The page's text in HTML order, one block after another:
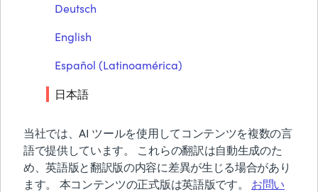
Deutsch
English
Español (Latinoamérica)
日本語
当社では、AI ツールを使用してコンテンツを複数の言
語で提供しています。 これらの翻訳は自動生成のた
め、英語版と翻訳版の内容に差異が生じる場合があり
ます。 本コンテンツの正式版は英語版です。 お問い
スケーラブルなジョブオ
ーケストレーションのた
めのワークロードオート
メーションソフトウェア
$2,400/月から始まるビジネスのため
のエンドツーエンドの運用優秀性